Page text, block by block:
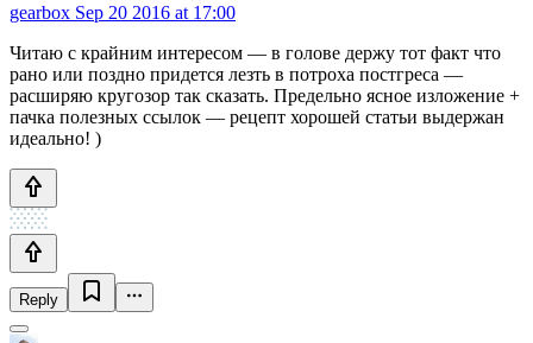
gearbox Sep 20 2016 at 17:00
Читаю с крайним интересом — в голове держу тот факт что
рано или поздно придется лезть в потроха постгреса —
расширяю кругозор так сказать. Предельно ясное изложение +
пачка полезных ссылок — рецепт хорошей статьи выдержан
идеально! )
Reply